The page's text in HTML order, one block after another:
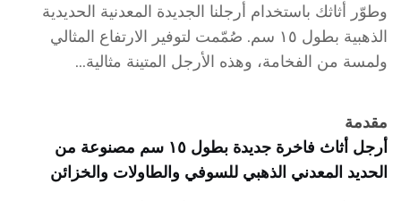
وطوّر أثاثك باستخدام أرجلنا الجديدة المعدنية الحديدية
الذهبية بطول ١٥ سم. صُمّمت لتوفير الارتفاع المثالي
ولمسة من الفخامة، وهذه الأرجل المتينة مثالية...
مقدمة
أرجل أثاث فاخرة جديدة بطول ١٥ سم مصنوعة من
الحديد المعدني الذهبي للسوفي والطاولات والخزائن